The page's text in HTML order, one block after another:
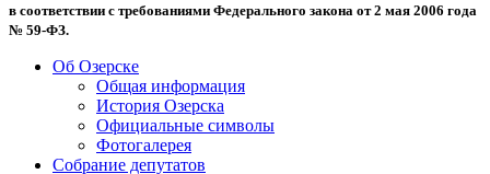
в соответствии с требованиями Федерального закона от 2 мая 2006 года
№ 59-ФЗ.
Об Озерске
Общая информация
История Озерска
Официальные символы
Фотогалерея
Собрание депутатов